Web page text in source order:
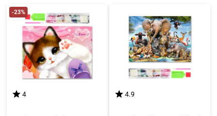
-23%
4 4.9